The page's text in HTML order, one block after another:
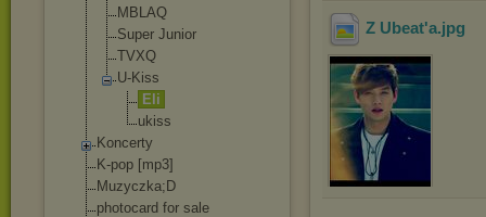
MBLAQ
Super Junior
TVXQ
U-Kiss
Eli
ukiss
Koncerty
K-pop [mp3]
Muzyczka;D
photocard for sale
Z Ubeat'a.jpg